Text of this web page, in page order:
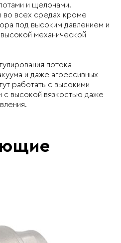
и щелочами.
во всех средах кроме
под высоким давлением и
механической
потока
и даже агрессивных
работать с высокими
с высокой вязкостью даже